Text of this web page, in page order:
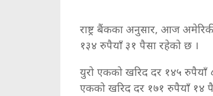
राष्ट्र बैंकका अनुसार, आज
१३४ रुपैयाँ ३१ पैसा रहेको छ ।
युरो एकको खरिद दर १४५ रुपैयाँ
एकको खरिद दर १७१ रुपैयाँ १४